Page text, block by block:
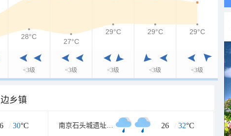
<3级 <3级 <3级 <3级 <3级
28°C
27°C
29°C 29°C 29°C
乡镇
/ 30°C 南京石头城遗址公园 26 / 32°C